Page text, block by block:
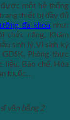
một hệ thống
thiết bị đầy đủ
đa khoa như:
chức năng, Khám
sinh lý, Vi sinh ký
Phòng thực
Bào chế, Hóa
thuốc…
văn bằng 2